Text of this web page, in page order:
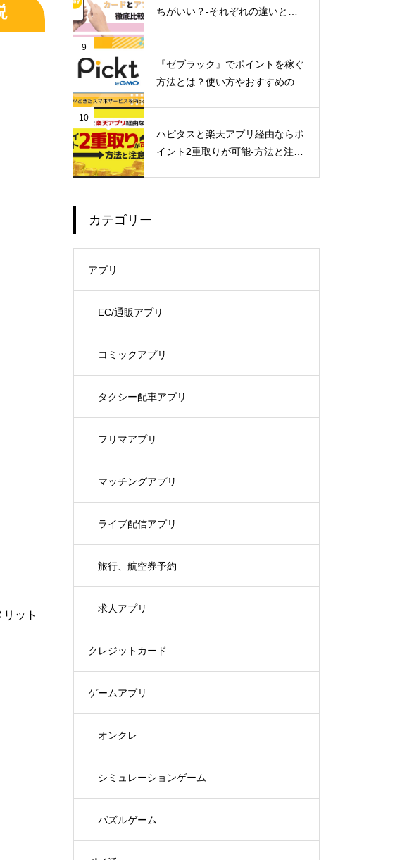
ット
ちがいい？-それぞれの違いとメ
9
『ゼブラック』でポイントを稼ぐ
方法とは？使い方やおすすめのマ
10
ハピタスと楽天アプリ経由ならポ
イント2重取りが可能-方法と注意
カテゴリー
アプリ
EC/通販アプリ
コミックアプリ
タクシー配車アプリ
フリマアプリ
マッチングアプリ
ライブ配信アプリ
旅行、航空券予約
求人アプリ
クレジットカード
ゲームアプリ
オンクレ
シミュレーションゲーム
パズルゲーム